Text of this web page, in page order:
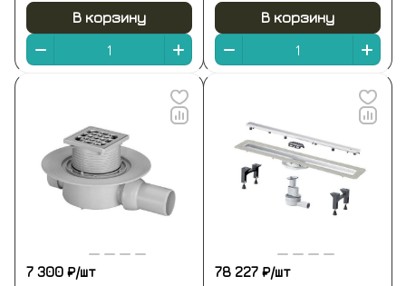
(нержавеющая сталь)
В корзину В корзину
7 300 ₽/шт
78 227 ₽/шт